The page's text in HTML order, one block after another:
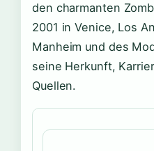
den charmanten
2001 in Venice, Los
Manheim und des
seine Herkunft,
Quellen.